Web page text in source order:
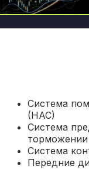
Система
(HAC)
Система
торможении
Система
Передние